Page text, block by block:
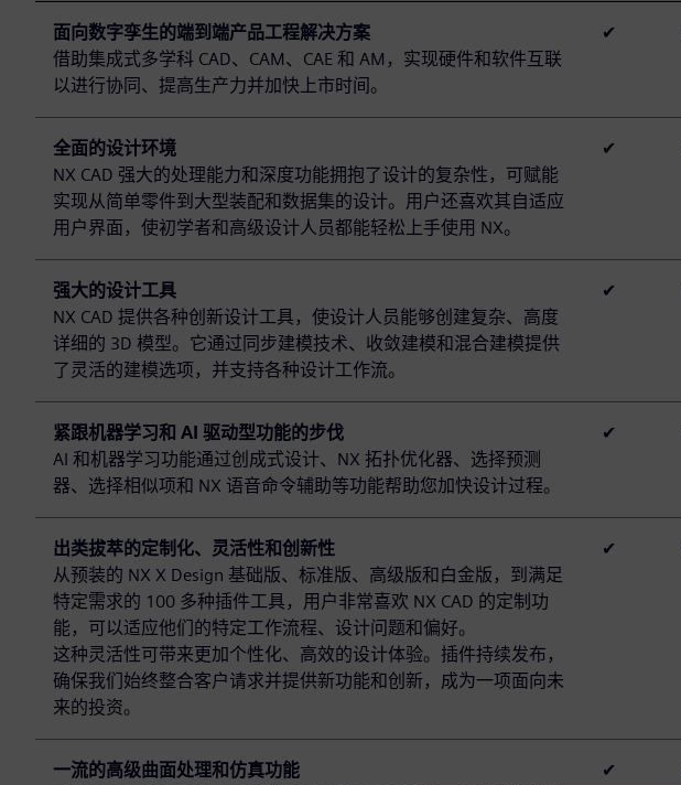
面向数字孪生的端到端产品工程解决方案
借助集成式多学科 CAD、CAM、CAE 和 AM，实现硬件和软件互联
以进行协同、提高生产力并加快上市时间。
✔
全面的设计环境
NX CAD 强大的处理能力和深度功能拥抱了设计的复杂性，可赋能
实现从简单零件到大型装配和数据集的设计。用户还喜欢其自适应
用户界面，使初学者和高级设计人员都能轻松上手使用 NX。
✔
强大的设计工具
NX CAD 提供各种创新设计工具，使设计人员能够创建复杂、高度
详细的 3D 模型。它通过同步建模技术、收敛建模和混合建模提供
了灵活的建模选项，并支持各种设计工作流。
✔
紧跟机器学习和 AI 驱动型功能的步伐
AI 和机器学习功能通过创成式设计、NX 拓扑优化器、选择预测
器、选择相似项和 NX 语音命令辅助等功能帮助您加快设计过程。
✔
出类拔萃的定制化、灵活性和创新性
从预装的 NX X Design 基础版、标准版、高级版和白金版，到满足
特定需求的 100 多种插件工具，用户非常喜欢 NX CAD 的定制功
能，可以适应他们的特定工作流程、设计问题和偏好。
这种灵活性可带来更加个性化、高效的设计体验。插件持续发布，
确保我们始终整合客户请求并提供新功能和创新，成为一项面向未
来的投资。
✔
一流的高级曲面处理和仿真功能
✔